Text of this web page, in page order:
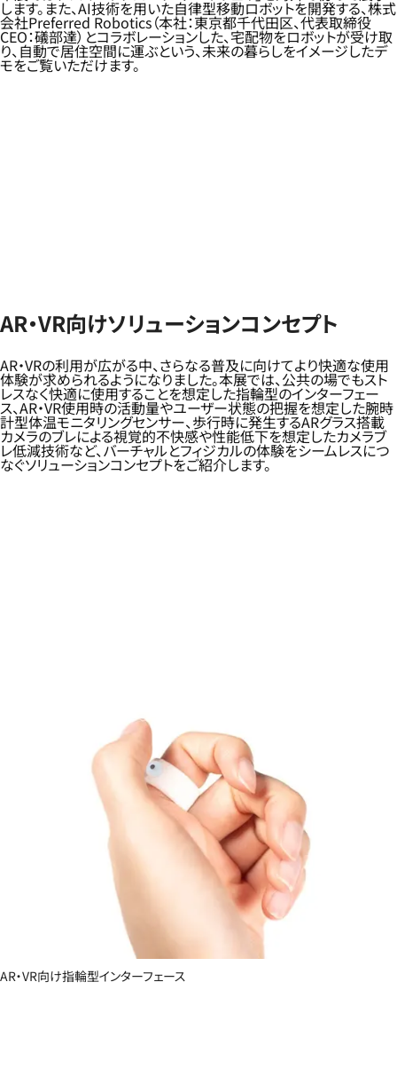
します。また、AI技術を用いた自律型移動ロボットを開発する、株式
会社Preferred Robotics（本社：東京都千代田区、代表取締役
CEO：礒部達）とコラボレーションした、宅配物をロボットが受け取
り、自動で居住空間に運ぶという、未来の暮らしをイメージしたデ
モをご覧いただけます。
AR・VR向けソリューションコンセプト
AR・VRの利用が広がる中、さらなる普及に向けてより快適な使用
体験が求められるようになりました。本展では、公共の場でもスト
レスなく快適に使用することを想定した指輪型のインターフェー
ス、AR・VR使用時の活動量やユーザー状態の把握を想定した腕時
計型体温モニタリングセンサー、歩行時に発生するARグラス搭載
カメラのブレによる視覚的不快感や性能低下を想定したカメラブ
レ低減技術など、バーチャルとフィジカルの体験をシームレスにつ
なぐソリューションコンセプトをご紹介します。
AR・VR向け指輪型インターフェース